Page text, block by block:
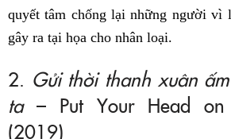
quyết tâm chống lại những người vì
gây ra tại họa cho nhân loại.
2. Gửi thời thanh xuân
ta– Put Your Head on
(2019)